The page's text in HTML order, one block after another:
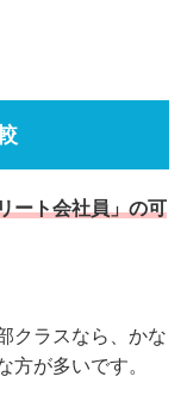
ート会社員」の可
クラスなら、かな
方が多いです。